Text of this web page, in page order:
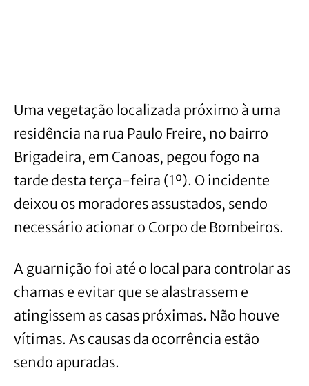
Uma vegetação localizada próximo à uma
residência na rua Paulo Freire, no bairro
Brigadeira, em Canoas, pegou fogo na
tarde desta terça-feira (1º). O incidente
deixou os moradores assustados, sendo
necessário acionar o Corpo de Bombeiros.
A guarnição foi até o local para controlar as
chamas e evitar que se alastrassem e
atingissem as casas próximas. Não houve
vítimas. As causas da ocorrência estão
sendo apuradas.